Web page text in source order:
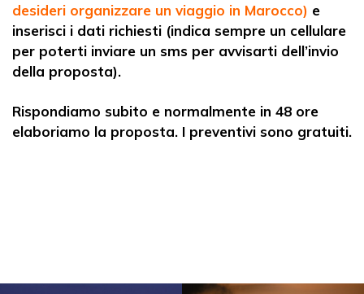
desideri organizzare un viaggio in Marocco) e
inserisci i dati richiesti (indica sempre un cellulare
per poterti inviare un sms per avvisarti dell’invio
della proposta).
Rispondiamo subito e normalmente in 48 ore
elaboriamo la proposta. I preventivi sono gratuiti.